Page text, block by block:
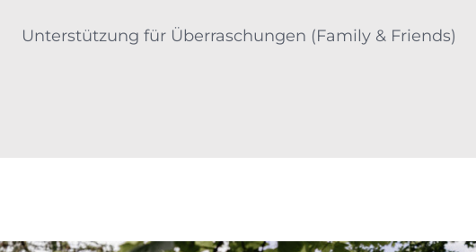
Unterstützung für Überraschungen (Family & Friends)